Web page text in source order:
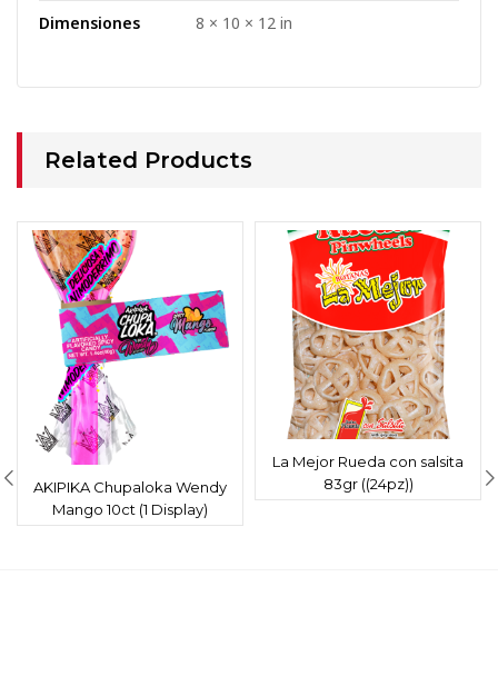
Dimensiones 8 × 10 × 12 in
Related Products
AKIPIKA Chupaloka Wendy
Mango 10ct (1 Display)
La Mejor Rueda con salsita
83gr ((24pz))